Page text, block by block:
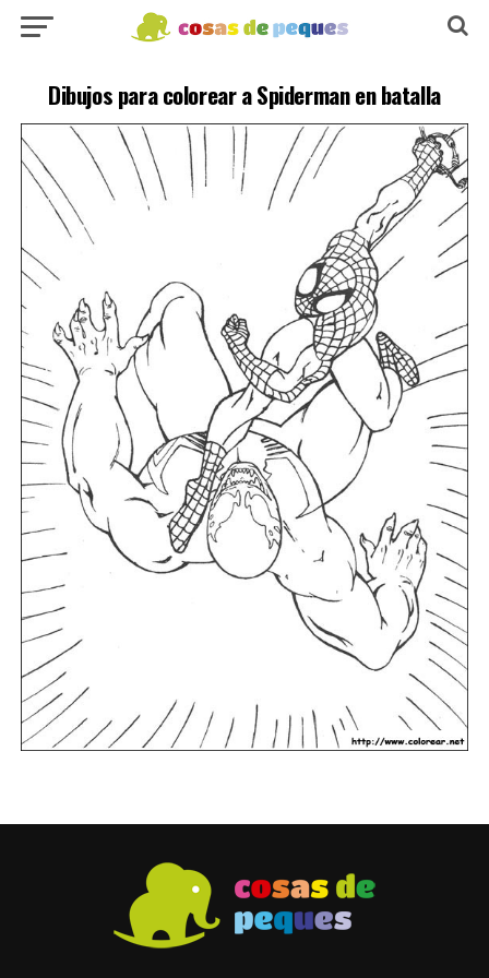
Dibujos para colorear a Spiderman en batalla